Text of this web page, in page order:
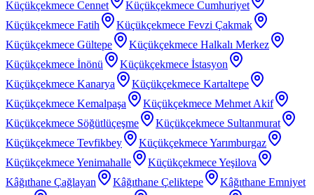
Küçükçekmece Cennet
Küçükçekmece Cumhuriyet
Küçükçekmece Fatih
Küçükçekmece Fevzi Çakmak
Küçükçekmece Gültepe
Küçükçekmece Halkalı Merkez
Küçükçekmece İnönü
Küçükçekmece İstasyon
Küçükçekmece Kanarya
Küçükçekmece Kartaltepe
Küçükçekmece Kemalpaşa
Küçükçekmece Mehmet Akif
Küçükçekmece Söğütlüçeşme
Küçükçekmece Sultanmurat
Küçükçekmece Tevfikbey
Küçükçekmece Yarımburgaz
Küçükçekmece Yenimahalle
Küçükçekmece Yeşilova
Kâğıthane Çağlayan
Kâğıthane Çeliktepe
Kâğıthane Emniyet